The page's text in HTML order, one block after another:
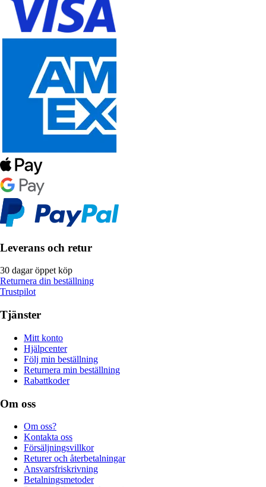
Leverans och retur
30 dagar öppet köp
Returnera din beställning
Trustpilot
Tjänster
Mitt konto
Hjälpcenter
Följ min beställning
Returnera min beställning
Rabattkoder
Om oss
Om oss?
Kontakta oss
Försäljningsvillkor
Returer och återbetalningar
Ansvarsfriskrivning
Betalningsmetoder